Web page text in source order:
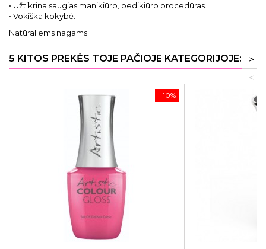
• Užtikrina saugias manikiūro, pedikiūro procedūras.
• Vokiška kokybė.
Natūraliems nagams
5 KITOS PREKĖS TOJE PAČIOJE KATEGORIJOJE:
>
<
−10%